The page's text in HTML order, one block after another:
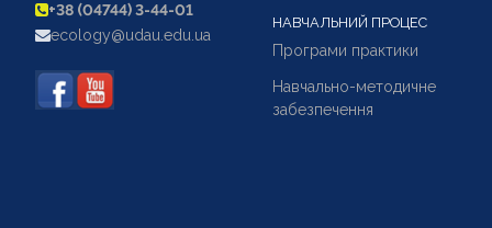
+38 (04744) 3-44-01
ecology@udau.edu.ua
НАВЧАЛЬНИЙ ПРОЦЕС
Програми практики
Навчально-методичне
забезпечення